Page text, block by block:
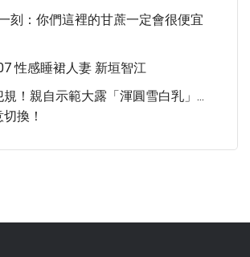
刻：你們這裡的甘蔗一定會很便宜
性感睡裙人妻 新垣智江
！親自示範大露「渾圓雪白乳」...
換！